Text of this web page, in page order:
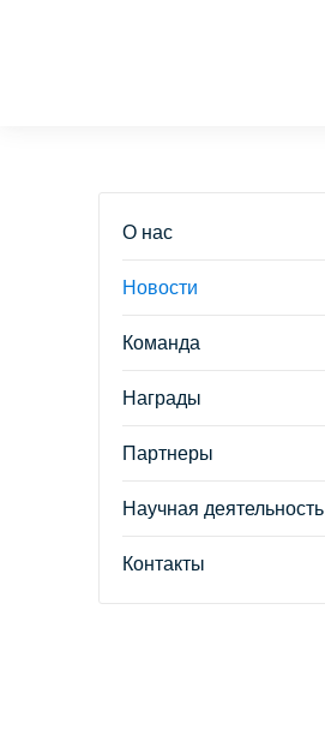
О нас
Новости
Команда
Награды
Партнеры
Научная деятельность
Контакты